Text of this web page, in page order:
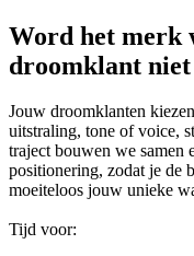
Word het merk
droomklant niet
Jouw droomklanten
uitstraling, tone of voice,
traject bouwen we samen
positionering, zodat je de
moeiteloos jouw unieke
Tijd voor: